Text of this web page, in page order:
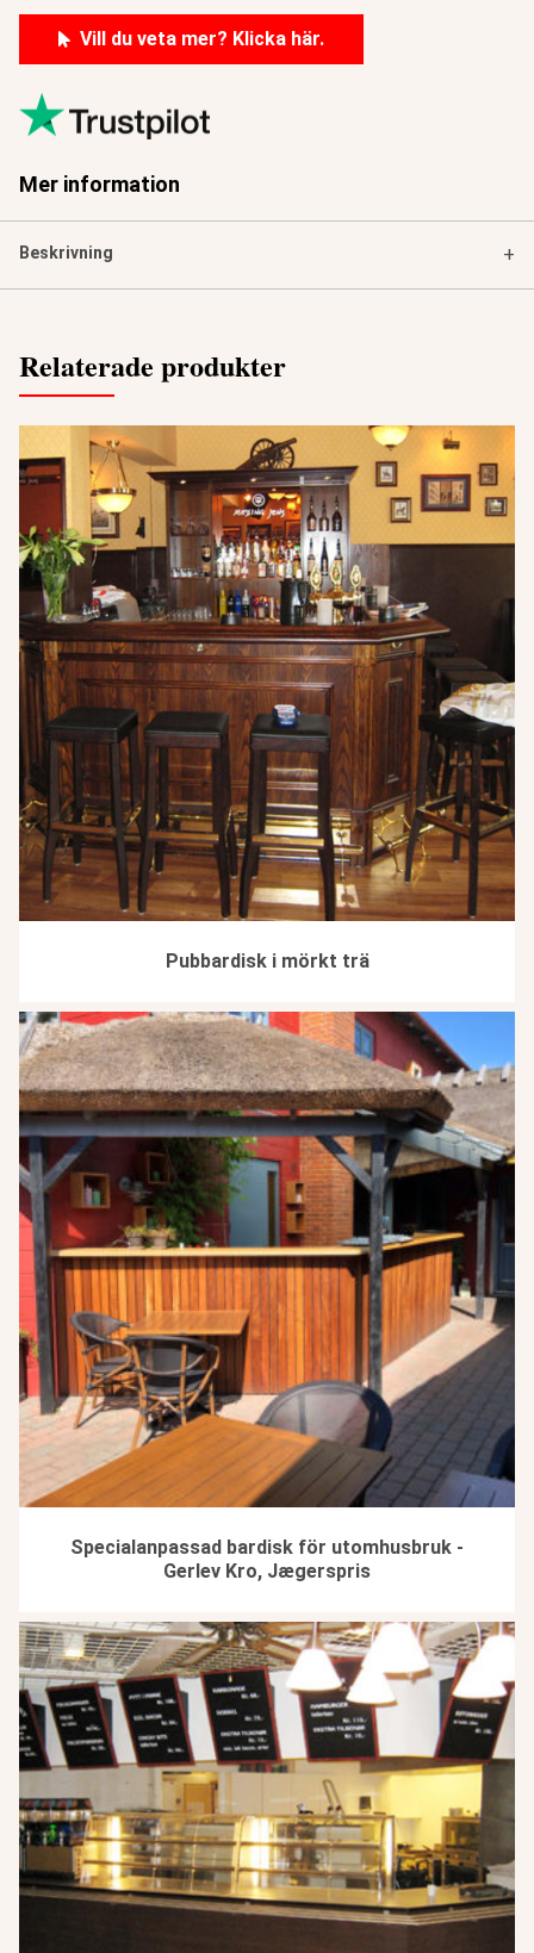
Vill du veta mer? Klicka här.
Mer information
Beskrivning +
Relaterade produkter
Pubbardisk i mörkt trä
Specialanpassad bardisk för utomhusbruk -
Gerlev Kro, Jægerspris